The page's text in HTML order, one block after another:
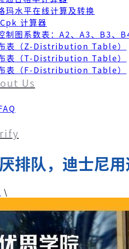
玛水平在线计算及转换
计算器
制图系数表：A2、A3、B3、
表（Z-Distribution Table）
表（T-Distribution Table）
表（F-Distribution Table）
Us
排队，迪士尼
\